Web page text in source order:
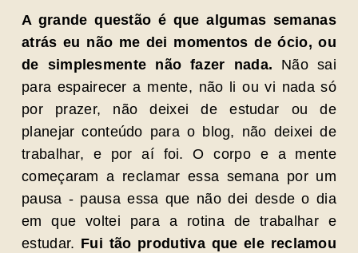
A grande questão é que algumas semanas
atrás eu não me dei momentos de ócio, ou
de simplesmente não fazer nada. Não sai
para espairecer a mente, não li ou vi nada só
por prazer, não deixei de estudar ou de
planejar conteúdo para o blog, não deixei de
trabalhar, e por aí foi. O corpo e a mente
começaram a reclamar essa semana por um
pausa - pausa essa que não dei desde o dia
em que voltei para a rotina de trabalhar e
estudar. Fui tão produtiva que ele reclamou